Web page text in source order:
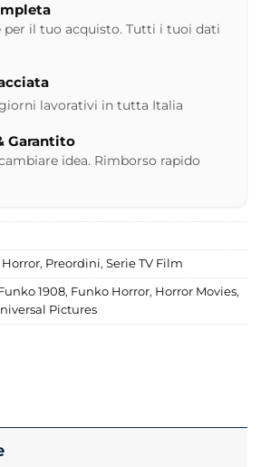
per il tuo acquisto. Tutti i tuoi dati
lavorativi in tutta Italia
Garantito
idea. Rimborso rapido
Horror, Preordini, Serie TV Film
1908, Funko Horror, Horror Movies,
Pictures